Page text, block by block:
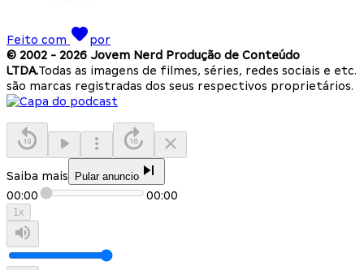
Feito com
por
© 2002 - 2026 Jovem Nerd Produção de Conteúdo
LTDA.Todas as imagens de filmes, séries, redes sociais e etc.
são marcas registradas dos seus respectivos proprietários.
Saiba mais Pular anuncio
00:00 00:00
1x